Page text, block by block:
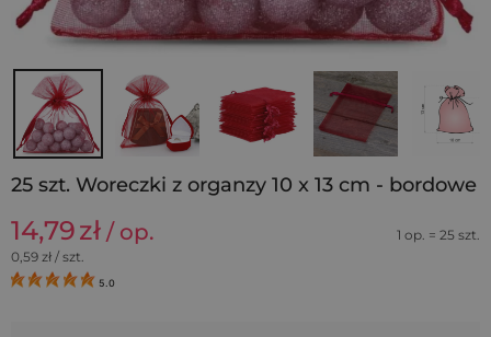
25 szt. Woreczki z organzy 10 x 13 cm - bordowe
14,79zł / op.
1 op. = 25 szt.
0,59 zł / szt.
5.0